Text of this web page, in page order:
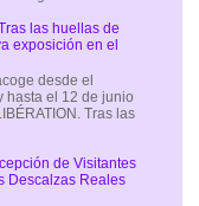
las huellas de
exposición en el
desde el
hasta el 12 de junio
Tras las
de Visitantes
Descalzas Reales